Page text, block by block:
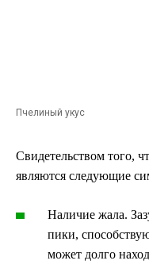
Пчелиный укус
Свидетельством того,
являются следующие
Наличие жала.
пики,
может долго